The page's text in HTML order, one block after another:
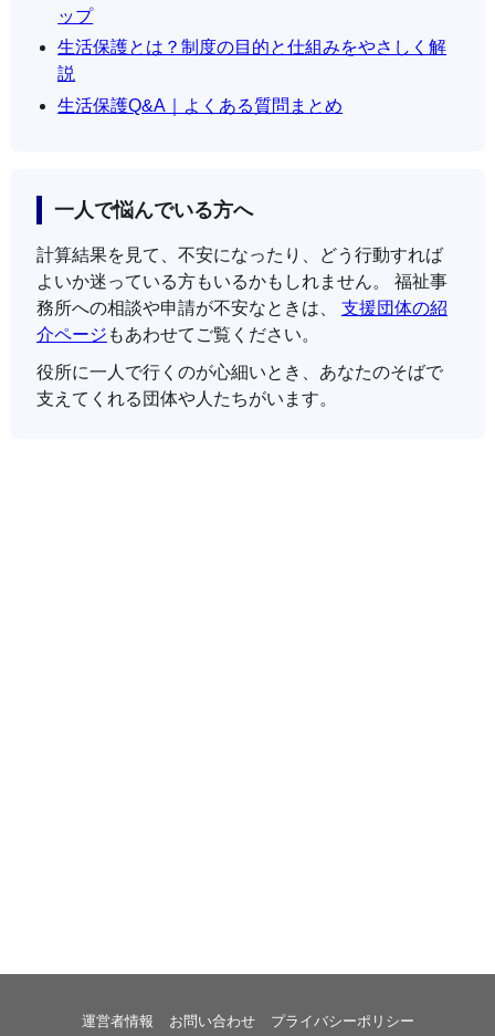
ップ
生活保護とは？制度の目的と仕組みをやさしく解
説
生活保護Q&A｜よくある質問まとめ
一人で悩んでいる方へ
計算結果を見て、不安になったり、どう行動すれば
よいか迷っている方もいるかもしれません。 福祉事
務所への相談や申請が不安なときは、 支援団体の紹
介ページ もあわせてご覧ください。
役所に一人で行くのが心細いとき、あなたのそばで
支えてくれる団体や人たちがいます。
運営者情報 お問い合わせ プライバシーポリシー